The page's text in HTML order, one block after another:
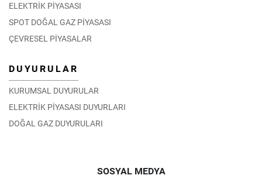
ELEKTRİK PİYASASI
SPOT DOĞAL GAZ PİYASASI
ÇEVRESEL PİYASALAR
DUYURULAR
KURUMSAL DUYURULAR
ELEKTRİK PİYASASI DUYURLARI
DOĞAL GAZ DUYURULARI
SOSYAL MEDYA